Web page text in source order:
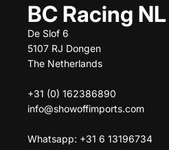
BC Racing NL
De Slof 6
5107 RJ Dongen
The Netherlands
+31 (0) 162386890
info@showoffimports.com
Whatsapp: +31 6 13196734